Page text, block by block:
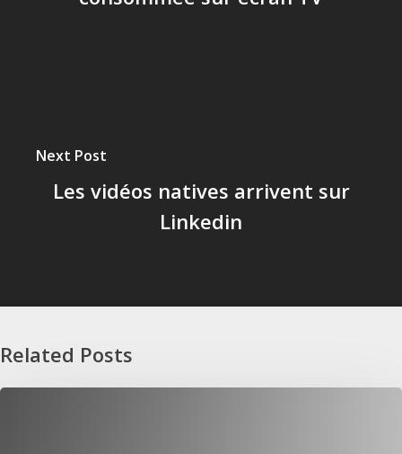
Next Post
Les vidéos natives arrivent sur
Linkedin
Related Posts